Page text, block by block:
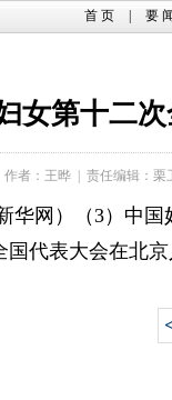
首 页 要
女第十二
作者：王晔 责任编辑：栗
国代表大会在北